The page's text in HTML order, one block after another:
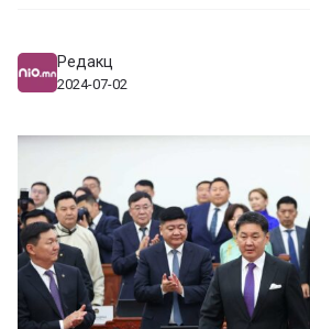
Редакц
2024-07-02